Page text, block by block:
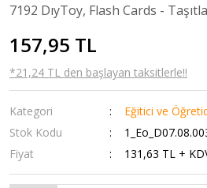
7192 DıyToy, Flash Cards -
157,95 TL
*21,24 TL den başlayan taksitlerle!!
Kategori
Eğitici ve
Stok Kodu
Fiyat
131,63 TL +